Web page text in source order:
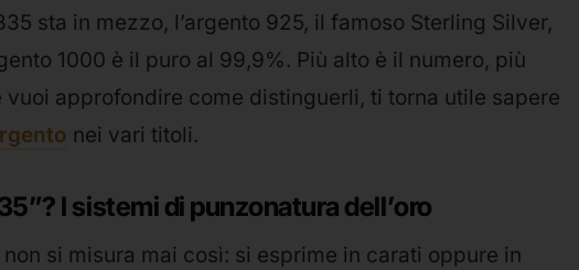
sta in mezzo, l’argento 925, il famoso Sterling Silver,
1000 è il puro al 99,9%. Più alto è il numero, più
vuoi approfondire come distinguerli, ti torna utile sapere
nei vari titoli.
I sistemi di punzonatura dell’oro
non si misura mai così: si esprime in carati oppure in